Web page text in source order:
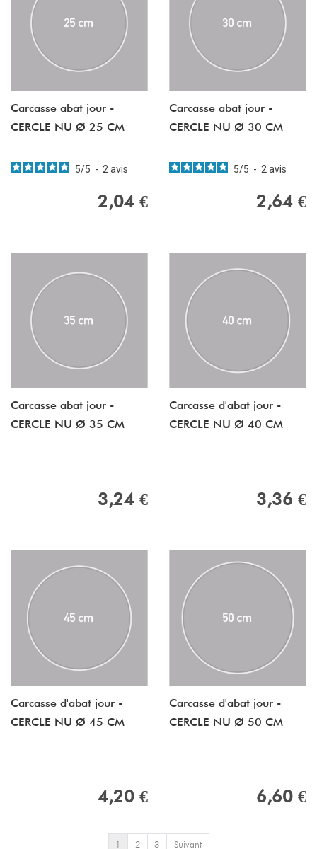
Carcasse abat jour -
CERCLE NU Ø 25 CM
5/5 - 2 avis
2,04 €
Carcasse abat jour -
CERCLE NU Ø 30 CM
5/5 - 2 avis
2,64 €
Carcasse abat jour -
CERCLE NU Ø 35 CM
3,24 €
Carcasse d'abat jour -
CERCLE NU Ø 40 CM
3,36 €
Carcasse d'abat jour -
CERCLE NU Ø 45 CM
4,20 €
Carcasse d'abat jour -
CERCLE NU Ø 50 CM
6,60 €
1 2 3 Suivant